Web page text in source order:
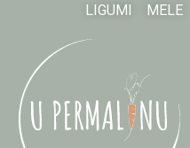
LIGUMI MELE